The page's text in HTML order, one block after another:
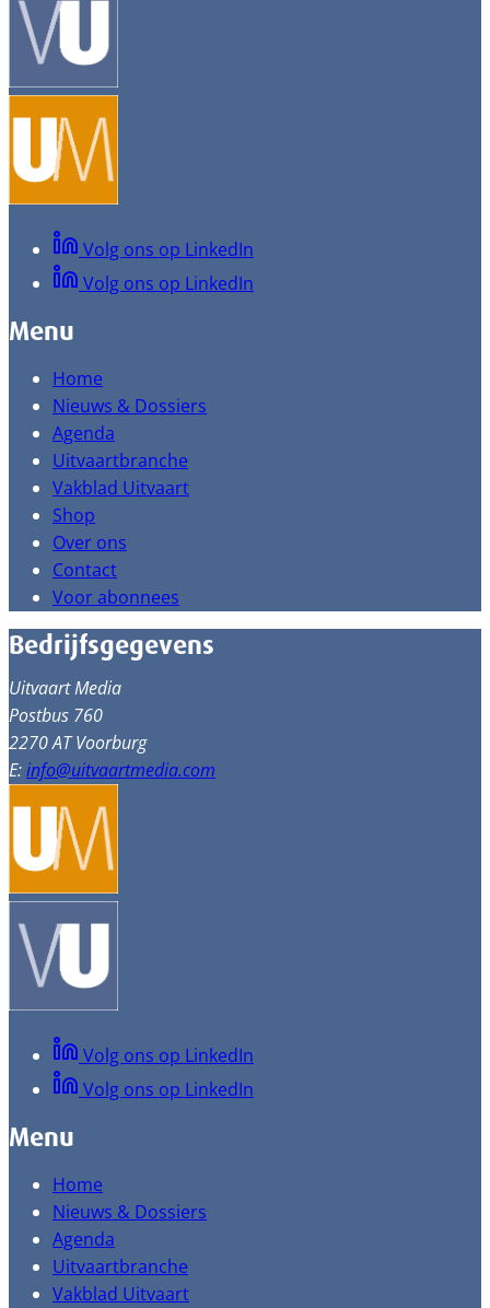
Volg ons op LinkedIn
Volg ons op LinkedIn
Menu
Home
Nieuws & Dossiers
Agenda
Uitvaartbranche
Vakblad Uitvaart
Shop
Over ons
Contact
Voor abonnees
Bedrijfsgegevens
Uitvaart Media
Postbus 760
2270 AT Voorburg
E:info@uitvaartmedia.com
Volg ons op LinkedIn
Volg ons op LinkedIn
Menu
Home
Nieuws & Dossiers
Agenda
Uitvaartbranche
Vakblad Uitvaart